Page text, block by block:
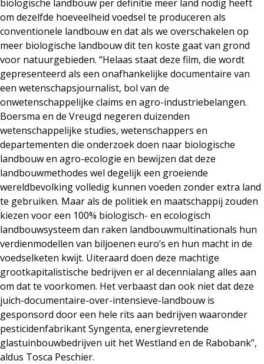
biologische landbouw per definitie meer land nodig heeft
om dezelfde hoeveelheid voedsel te produceren als
conventionele landbouw en dat als we overschakelen op
meer biologische landbouw dit ten koste gaat van grond
voor natuurgebieden. “Helaas staat deze film, die wordt
gepresenteerd als een onafhankelijke documentaire van
een wetenschapsjournalist, bol van de
onwetenschappelijke claims en agro-industriebelangen.
Boersma en de Vreugd negeren duizenden
wetenschappelijke studies, wetenschappers en
departementen die onderzoek doen naar biologische
landbouw en agro-ecologie en bewijzen dat deze
landbouwmethodes wel degelijk een groeiende
wereldbevolking volledig kunnen voeden zonder extra land
te gebruiken. Maar als de politiek en maatschappij zouden
kiezen voor een 100% biologisch- en ecologisch
landbouwsysteem dan raken landbouwmultinationals hun
verdienmodellen van biljoenen euro’s en hun macht in de
voedselketen kwijt. Uiteraard doen deze machtige
grootkapitalistische bedrijven er al decennialang alles aan
om dat te voorkomen. Het verbaast dan ook niet dat deze
juich-documentaire-over-intensieve-landbouw is
gesponsord door een hele rits aan bedrijven waaronder
pesticidenfabrikant Syngenta, energievretende
glastuinbouwbedrijven uit het Westland en de Rabobank”,
aldus Tosca Peschier.